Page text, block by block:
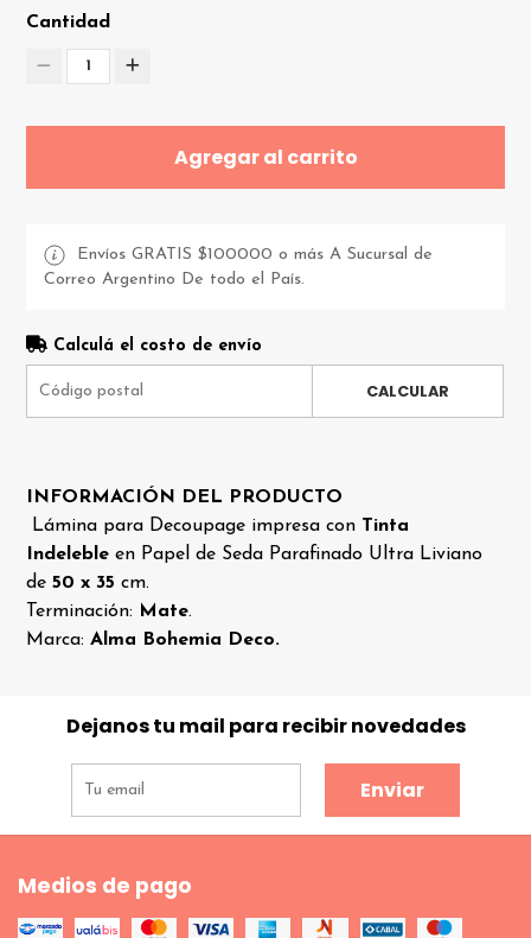
Cantidad
1
Agregar al carrito
Envíos GRATIS $100000 o más A Sucursal de
Correo Argentino De todo el País.
Calculá el costo de envío
CALCULAR
INFORMACIÓN DEL PRODUCTO
Lámina para Decoupage impresa con Tinta
Indeleble en Papel de Seda Parafinado Ultra Liviano
de50 x 35 cm.
Terminación: Mate.
Marca: Alma Bohemia Deco.
Dejanos tu mail para recibir novedades
Enviar
Medios de pago